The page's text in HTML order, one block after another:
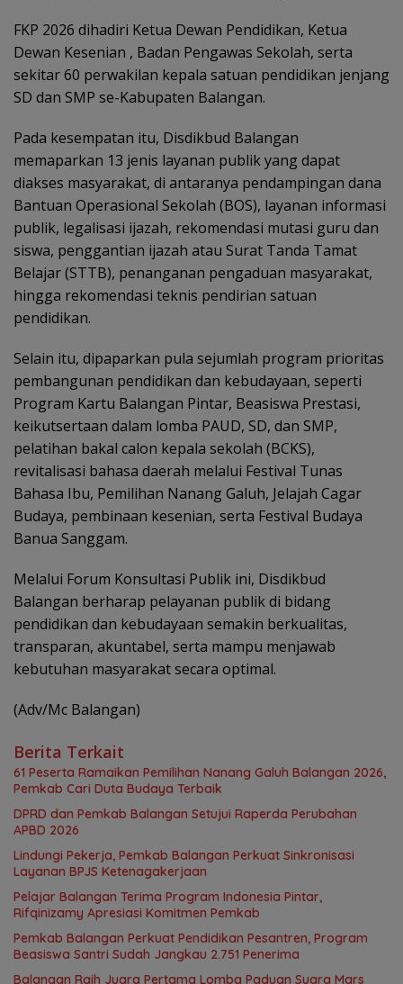
FKP 2026 dihadiri Ketua Dewan Pendidikan, Ketua
Dewan Kesenian , Badan Pengawas Sekolah, serta
sekitar 60 perwakilan kepala satuan pendidikan jenjang
SD dan SMP se-Kabupaten Balangan.
Pada kesempatan itu, Disdikbud Balangan
memaparkan 13 jenis layanan publik yang dapat
diakses masyarakat, di antaranya pendampingan dana
Bantuan Operasional Sekolah (BOS), layanan informasi
publik, legalisasi ijazah, rekomendasi mutasi guru dan
siswa, penggantian ijazah atau Surat Tanda Tamat
Belajar (STTB), penanganan pengaduan masyarakat,
hingga rekomendasi teknis pendirian satuan
pendidikan.
Selain itu, dipaparkan pula sejumlah program prioritas
pembangunan pendidikan dan kebudayaan, seperti
Program Kartu Balangan Pintar, Beasiswa Prestasi,
keikutsertaan dalam lomba PAUD, SD, dan SMP,
pelatihan bakal calon kepala sekolah (BCKS),
revitalisasi bahasa daerah melalui Festival Tunas
Bahasa Ibu, Pemilihan Nanang Galuh, Jelajah Cagar
Budaya, pembinaan kesenian, serta Festival Budaya
Banua Sanggam.
Melalui Forum Konsultasi Publik ini, Disdikbud
Balangan berharap pelayanan publik di bidang
pendidikan dan kebudayaan semakin berkualitas,
transparan, akuntabel, serta mampu menjawab
kebutuhan masyarakat secara optimal.
(Adv/Mc Balangan)
Berita Terkait
61 Peserta Ramaikan Pemilihan Nanang Galuh Balangan 2026,
Pemkab Cari Duta Budaya Terbaik
DPRD dan Pemkab Balangan Setujui Raperda Perubahan
APBD 2026
Lindungi Pekerja, Pemkab Balangan Perkuat Sinkronisasi
Layanan BPJS Ketenagakerjaan
Pelajar Balangan Terima Program Indonesia Pintar,
Rifqinizamy Apresiasi Komitmen Pemkab
Pemkab Balangan Perkuat Pendidikan Pesantren, Program
Beasiswa Santri Sudah Jangkau 2.751 Penerima
Balangan Raih Juara Pertama Lomba Paduan Suara Mars